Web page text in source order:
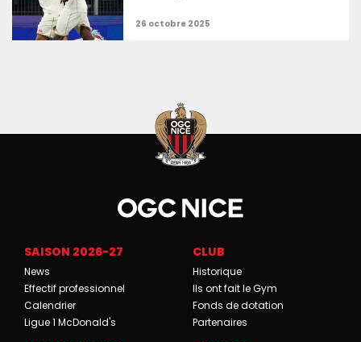
SAISON 2026-27
News
Effectif professionnel
Calendrier
Ligue 1 McDonald's
CLUB
Historique
Ils ont fait le Gym
Fonds de dotation
Partenaires